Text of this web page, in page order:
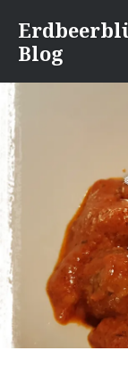
zum
InhaltBlog